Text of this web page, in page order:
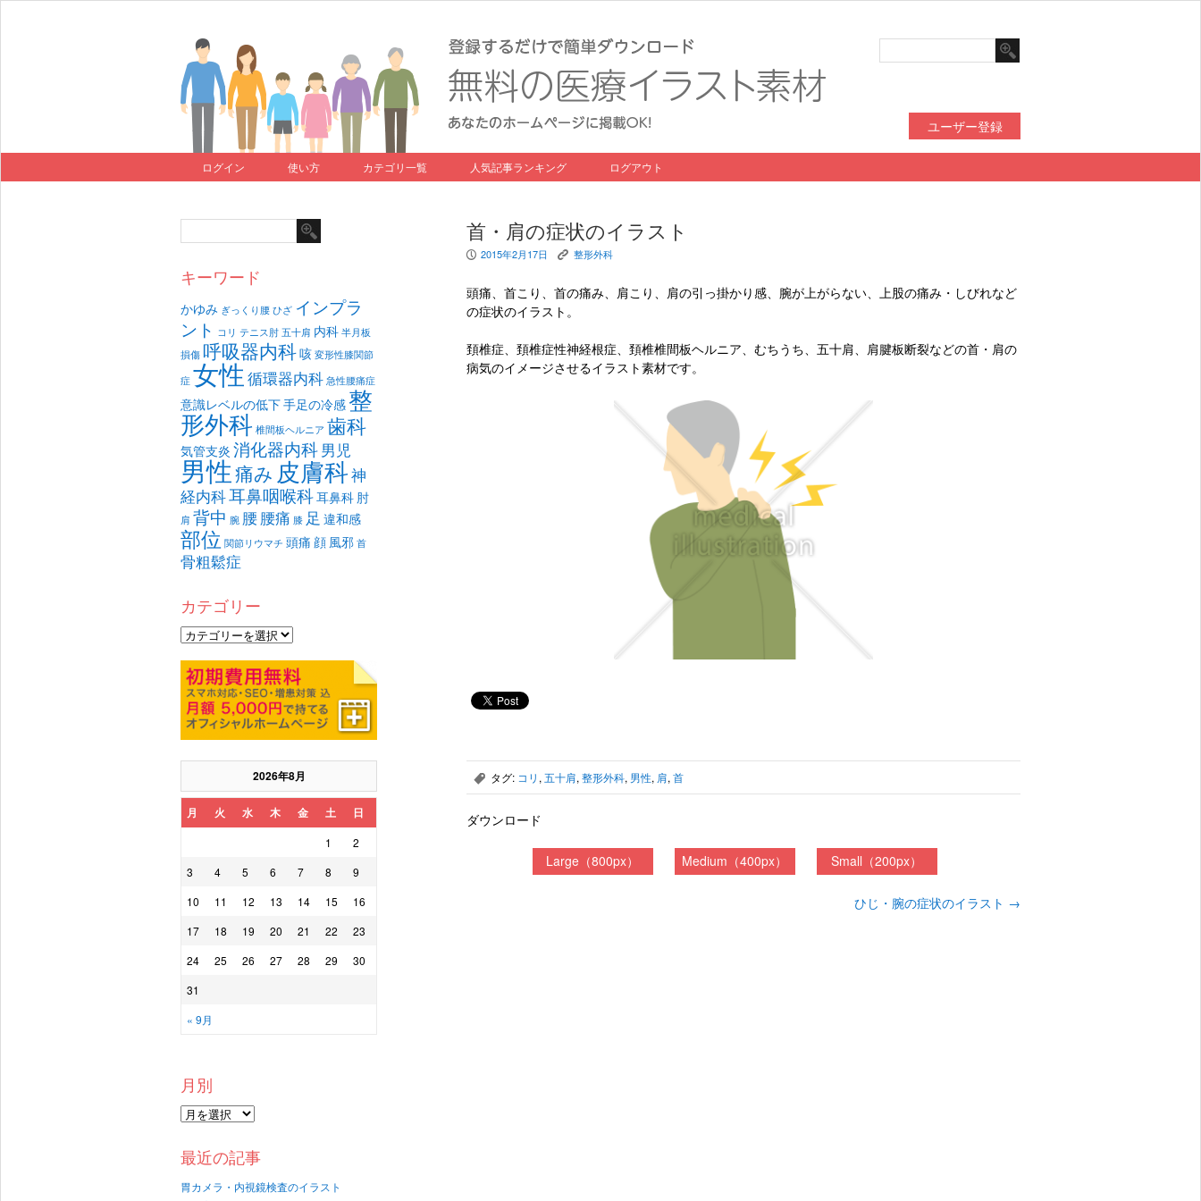
ユーザー登録
ログイン 使い方 カテゴリ一覧 人気記事ランキング ログアウト
キーワード
かゆみ ぎっくり腰 ひざ インプラ
ント コリ テニス肘 五十肩 内科 半月板
損傷 呼吸器内科咳 変形性膝関節
症 女性循環器内科 急性腰痛症
意識レベルの低下手足の冷感整
形外科 椎間板ヘルニア 歯科
気管支炎消化器内科男児
男性痛み皮膚科神
経内科耳鼻咽喉科耳鼻科肘
肩 背中 腕 腰腰痛 膝 足 違和感
部位 関節リウマチ 頭痛 顔 風邪 首
骨粗鬆症
カテゴリー
2026年8月
月 火 水 木 金 土 日
« 9月
1
2
3
4 5 6 7 8
9
10
11 12 13 14 15
16
17
18 19 20 21 22
23
24
25 26 27 28 29
30
31
月別
最近の記事
胃カメラ・内視鏡検査のイラスト
首・肩の症状のイラスト
P 2015年2月17日 K 整形外科
頭痛、首こり、首の痛み、肩こり、肩の引っ掛かり感、腕が上がらない、上股の痛み・しびれなど
の症状のイラスト。
頚椎症、頚椎症性神経根症、頚椎椎間板ヘルニア、むちうち、五十肩、肩腱板断裂などの首・肩の
病気のイメージさせるイラスト素材です。
, タグ: コリ , 五十肩, 整形外科, 男性, 肩, 首
ダウンロード
Large（800px） Medium（400px） Small（200px）
ひじ・腕の症状のイラスト →